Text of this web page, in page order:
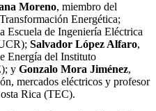
Moreno, miembro del
Energética;
Escuela de Ingeniería Eléctrica
Salvador López Alfaro,
Energía del Instituto
y Gonzalo Mora Jiménez,
mercados eléctricos y profesor
Rica (TEC).